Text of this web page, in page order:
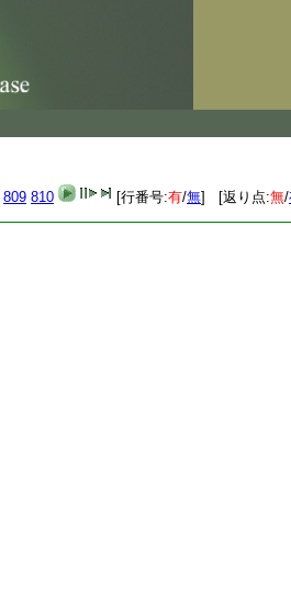
809 810 [行番号:有/無] [返り点:無/